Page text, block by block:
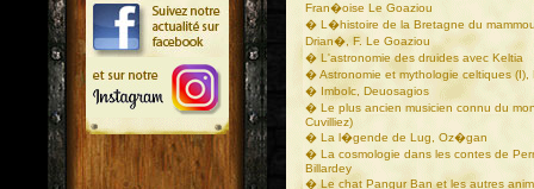
Fran�oise Le Goaziou
� L�histoire de la Bretagne du
Drian�, F. Le Goaziou
� L'astronomie des druides avec Keltia
� Astronomie et mythologie celtiques
� Imbolc, Deuosagios
� Le plus ancien musicien connu du
Cuvilliez)
� La l�gende de Lug, Oz�gan
� La cosmologie dans les contes de
Billardey
� Le chat Pangur Ban et les autres